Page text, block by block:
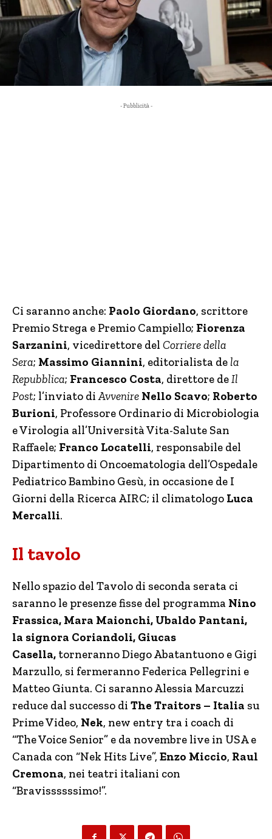
- Pubblicità -
Ci saranno anche: Paolo Giordano, scrittore
Premio Strega e Premio Campiello; Fiorenza
Sarzanini, vicedirettore del Corriere della
Sera; Massimo Giannini, editorialista de la
Repubblica; Francesco Costa, direttore deIl
Post; l’inviato diAvvenire Nello Scavo; Roberto
Burioni, Professore Ordinario di Microbiologia
e Virologia all’Università Vita-Salute San
Raffaele; Franco Locatelli, responsabile del
Dipartimento di Oncoematologia dell’Ospedale
Pediatrico Bambino Gesù, in occasione de I
Giorni della Ricerca AIRC; il climatologo Luca
Mercalli.
Il tavolo
Nello spazio del Tavolo di seconda serata ci
saranno le presenze fisse del programma Nino
Frassica, Mara Maionchi, Ubaldo Pantani,
la signora Coriandoli, Giucas
Casella, torneranno Diego Abatantuono e Gigi
Marzullo, si fermeranno Federica Pellegrini e
Matteo Giunta. Ci saranno Alessia Marcuzzi
reduce dal successo di The Traitors – Italia su
Prime Video, Nek, new entry tra i coach di
“The Voice Senior” e da novembre live in USA e
Canada con “Nek Hits Live”, Enzo Miccio, Raul
Cremona, nei teatri italiani con
“Bravissssssimo!”.